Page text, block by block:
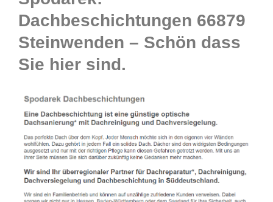
Dachbeschichtungen 66879
Steinwenden – Schön dass
Sie hier sind.